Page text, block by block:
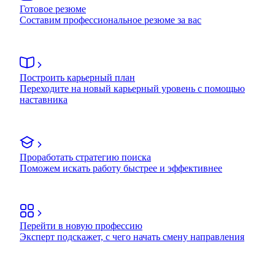
Готовое резюме
Составим профессиональное резюме за вас
Построить карьерный план
Переходите на новый карьерный уровень с помощью
наставника
Проработать стратегию поиска
Поможем искать работу быстрее и эффективнее
Перейти в новую профессию
Эксперт подскажет, с чего начать смену направления